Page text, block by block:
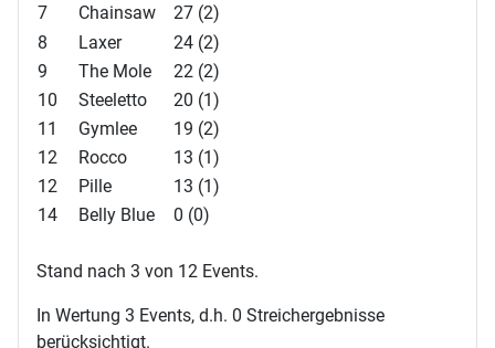
7
Chainsaw
27 (2)
8
Laxer
24 (2)
9
The Mole
22 (2)
10
Steeletto
20 (1)
11
Gymlee
19 (2)
12
Rocco
13 (1)
12
Pille
13 (1)
14
Belly Blue 0 (0)
Stand nach 3 von 12 Events.
In Wertung 3 Events, d.h. 0 Streichergebnisse
berücksichtigt.